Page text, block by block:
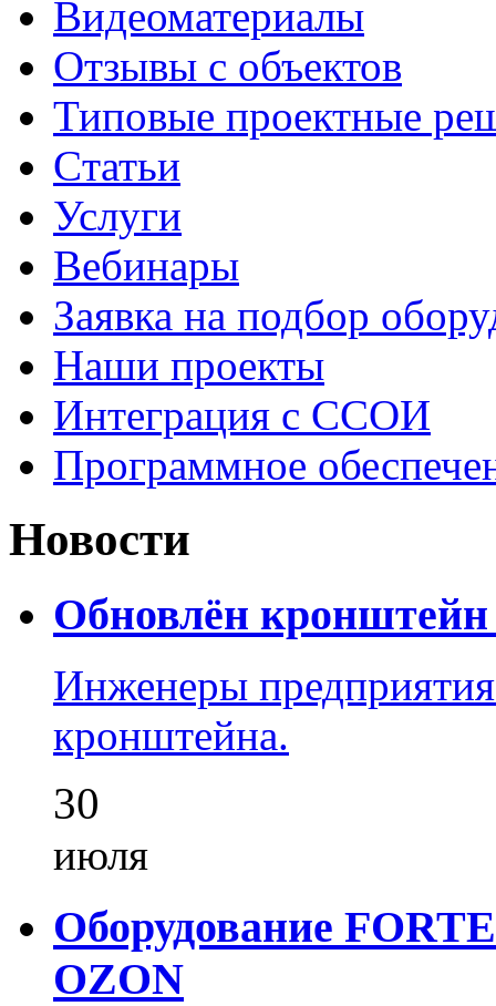
Видеоматериалы
Отзывы с объектов
Типовые проектные
Cтатьи
Услуги
Вебинары
Заявка на подбор
Наши проекты
Интеграция с ССОИ
Программное
Новости
Обновлён
Инженеры
кронштейна.
30
июля
Оборудование
OZON